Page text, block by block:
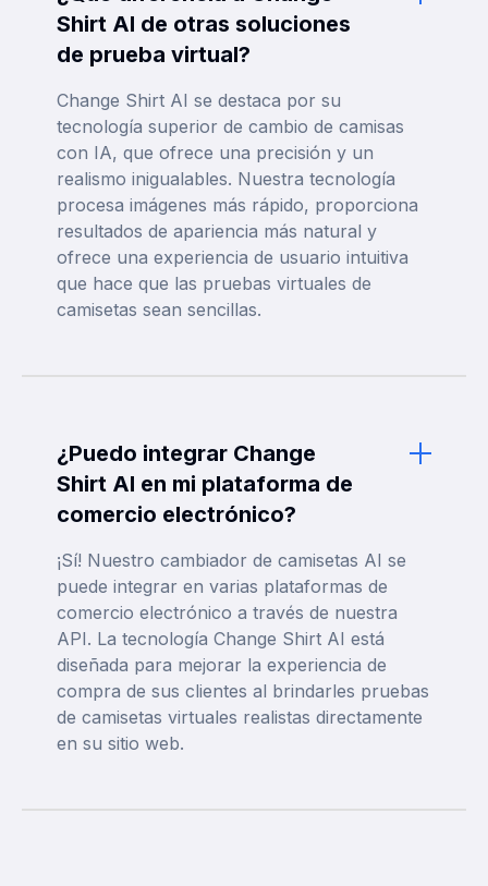
Shirt AI de otras soluciones
de prueba virtual?
Change Shirt AI se destaca por su
tecnología superior de cambio de camisas
con IA, que ofrece una precisión y un
realismo inigualables. Nuestra tecnología
procesa imágenes más rápido, proporciona
resultados de apariencia más natural y
ofrece una experiencia de usuario intuitiva
que hace que las pruebas virtuales de
camisetas sean sencillas.
¿Puedo integrar Change
Shirt AI en mi plataforma de
comercio electrónico?
¡Sí! Nuestro cambiador de camisetas AI se
puede integrar en varias plataformas de
comercio electrónico a través de nuestra
API. La tecnología Change Shirt AI está
diseñada para mejorar la experiencia de
compra de sus clientes al brindarles pruebas
de camisetas virtuales realistas directamente
en su sitio web.